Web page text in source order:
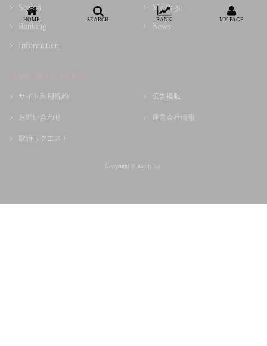
Search
Ranking
Information
My Page
News
About ROCK LYRIC
サイト利用規約
お問い合わせ
歌詩リクエスト
広告掲載
運営会社情報
Copyright © choir, Inc.
HOME SEARCH RANK MY PAGE